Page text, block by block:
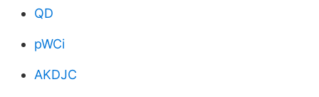
QD
pWCi
AKDJC